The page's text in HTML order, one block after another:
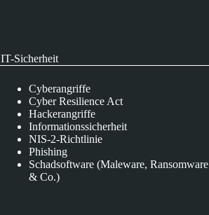
IT-Sicherheit
Cyberangriffe
Cyber Resilience Act
Hackerangriffe
Informationssicherheit
NIS-2-Richtlinie
Phishing
Schadsoftware (Maleware, Ransomware
& Co.)